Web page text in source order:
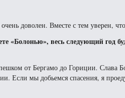
доволен. Вместе с тем уверен,
«Болонью», весь следующий год
от Бергамо до Гориции. Слава
Если мы добьемся спасения, я